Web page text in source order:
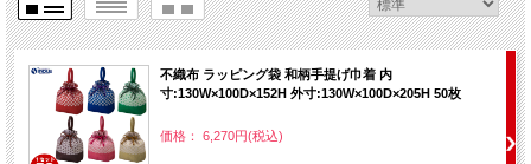
不織布 ラッピング袋 和柄手提げ巾着 内
寸:130W×100D×152H 外寸:130W×100D×205H 50枚
価格： 6,270円(税込)